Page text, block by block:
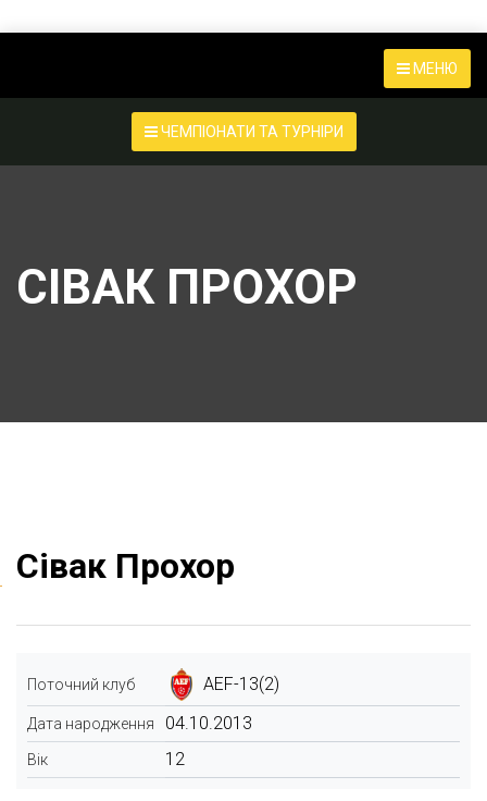
МЕНЮ
ЧЕМПІОНАТИ ТА ТУРНІРИ
СІВАК ПРОХОР
Сівак Прохор
Поточний клуб AEF-13(2)
Дата народження 04.10.2013
Вік 12